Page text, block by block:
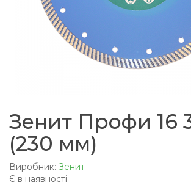
Зенит Профи 16
(230 мм)
Виробник: Зенит
Є в наявності